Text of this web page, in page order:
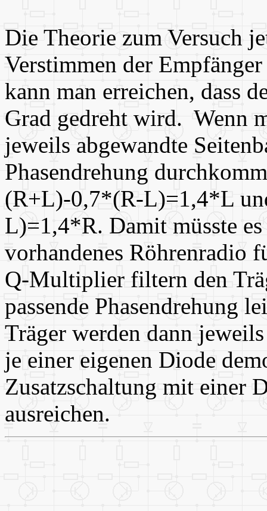
Die Theorie zum Versuch
Verstimmen der
kann man erreichen, dass
Grad gedreht wird. Wenn
jeweils abgewandte
Phasendrehung
(R+L)-0,7*(R-L)=1,4*L
L)=1,4*R. Damit müsste
vorhandenes Röhrenradio
Q-Multiplier filtern den
passende Phasendrehung
Träger werden dann
je einer eigenen Diode
Zusatzschaltung mit einer
ausreichen.